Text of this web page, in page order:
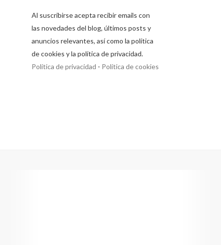
Al suscribirse acepta recibir emails con
las novedades del blog, últimos posts y
anuncios relevantes, así como la política
de cookies y la política de privacidad.
Política de privacidad - Política de cookies